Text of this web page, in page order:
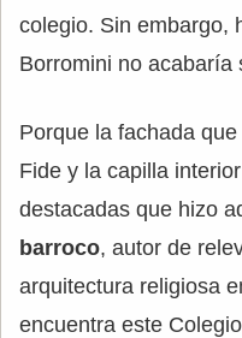
colegio. Sin embargo,
Borromini no acabaría
Porque la fachada
Fide y la capilla
destacadas que hizo
barroco, autor de
arquitectura religiosa
encuentra este